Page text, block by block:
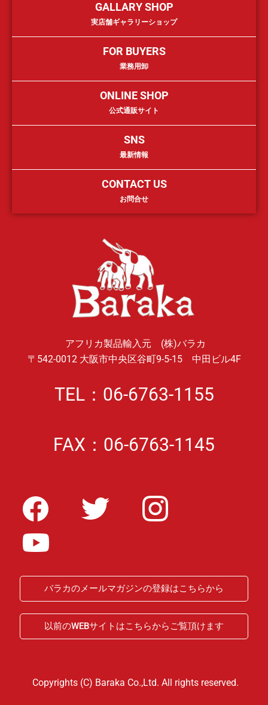
GALLARY SHOP
実店舗ギャラリーショップ
FOR BUYERS
業務用卸
ONLINE SHOP
公式通販サイト
SNS
最新情報
CONTACT US
お問合せ
アフリカ製品輸入元 (株)バラカ
〒542-0012 大阪市中央区谷町9-5-15 中田ビル4F
TEL：06-6763-1155
FAX：06-6763-1145
バラカのメールマガジンの登録はこちらから
以前のWEBサイトはこちらからご覧頂けます
Copyrights (C) Baraka Co.,Ltd. All rights reserved.